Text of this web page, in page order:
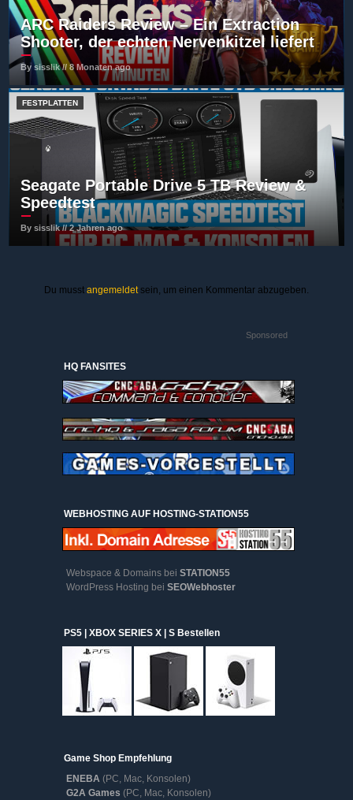
ARC Raiders Review – Ein Extraction
Shooter, der echten Nervenkitzel liefert
By sisslik // 8 Monaten ago
FESTPLATTEN
Seagate Portable Drive 5 TB Review &
Speedtest
By sisslik // 2 Jahren ago
Du musst angemeldetsein, um einen Kommentar abzugeben.
Sponsored
HQ FANSITES
WEBHOSTING AUF HOSTING-STATION55
Webspace & Domains bei STATION55
WordPress Hosting bei SEOWebhoster
PS5 | XBOX SERIES X | S Bestellen
Game Shop Empfehlung
ENEBA (PC, Mac, Konsolen)
G2A Games (PC, Mac, Konsolen)